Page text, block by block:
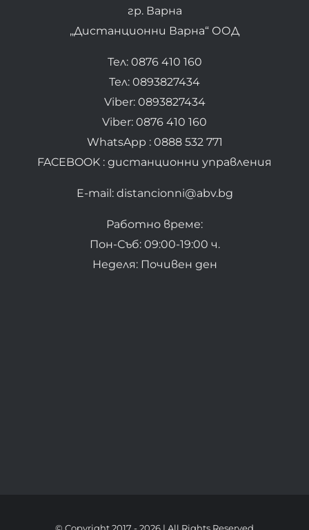
гр. Варна
„Дистанционни Варна“ ООД
Тел: 0876 410 160
Тел: 0893827434
Viber: 0893827434
Viber: 0876 410 160
WhatsApp : 0888 532 771
FACEBOOK : дистанционни управления
E-mail: distancionni@abv.bg
Работно време:
Пон-Съб: 09:00-19:00 ч.
Неделя: Почивен ден